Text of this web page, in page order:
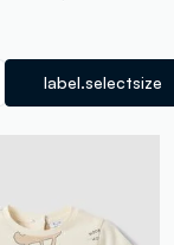
label.selectsize